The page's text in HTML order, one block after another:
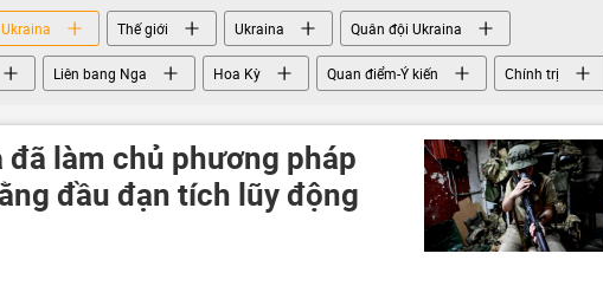
Thế giới Ukraina Quân đội Ukraina
Liên bang Nga Hoa Kỳ Quan điểm-Ý kiến Chính trị
đã làm chủ phương pháp
đầu đạn tích lũy động